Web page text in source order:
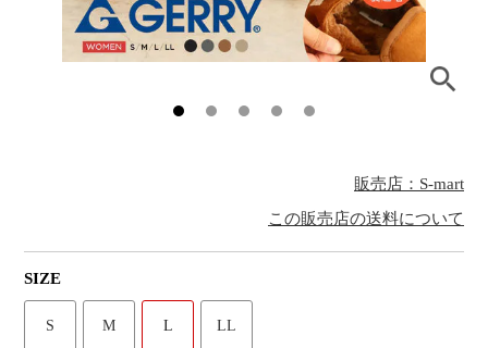
販売店：S-mart
この販売店の送料について
SIZE
S M L LL